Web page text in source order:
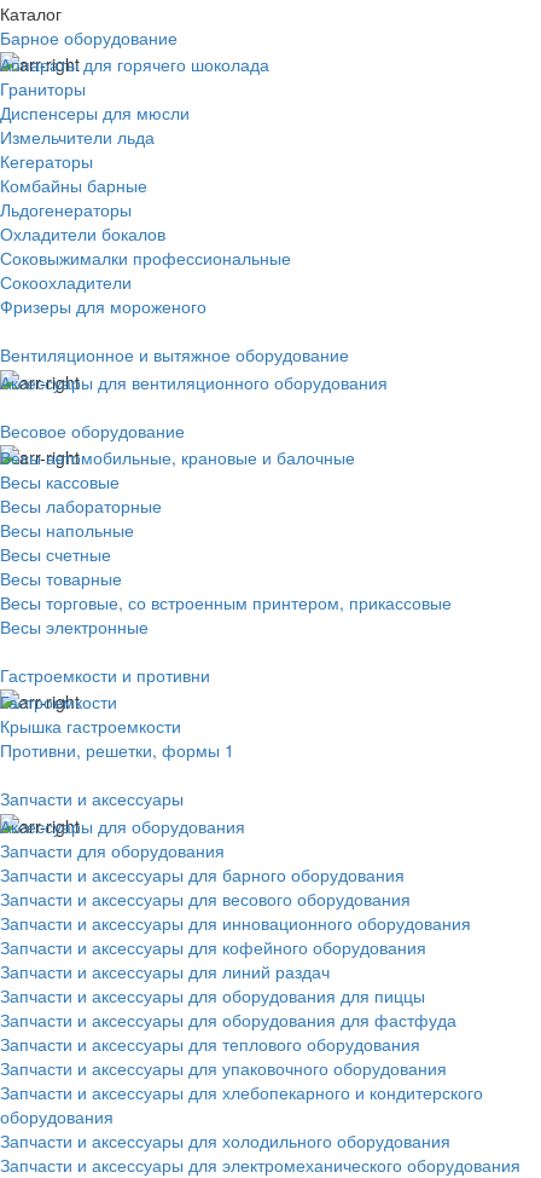
Каталог
Барное оборудование
Аппараты для горячего шоколада
Граниторы
Диспенсеры для мюсли
Измельчители льда
Кегераторы
Комбайны барные
Льдогенераторы
Охладители бокалов
Соковыжималки профессиональные
Сокоохладители
Фризеры для мороженого
Вентиляционное и вытяжное оборудование
Аксессуары для вентиляционного оборудования
Весовое оборудование
Весы автомобильные, крановые и балочные
Весы кассовые
Весы лабораторные
Весы напольные
Весы счетные
Весы товарные
Весы торговые, со встроенным принтером, прикассовые
Весы электронные
Гастроемкости и противни
Гастроемкости
Крышка гастроемкости
Противни, решетки, формы 1
Запчасти и аксессуары
Аксессуары для оборудования
Запчасти для оборудования
Запчасти и аксессуары для барного оборудования
Запчасти и аксессуары для весового оборудования
Запчасти и аксессуары для инновационного оборудования
Запчасти и аксессуары для кофейного оборудования
Запчасти и аксессуары для линий раздач
Запчасти и аксессуары для оборудования для пиццы
Запчасти и аксессуары для оборудования для фастфуда
Запчасти и аксессуары для теплового оборудования
Запчасти и аксессуары для упаковочного оборудования
Запчасти и аксессуары для хлебопекарного и кондитерского
оборудования
Запчасти и аксессуары для холодильного оборудования
Запчасти и аксессуары для электромеханического оборудования